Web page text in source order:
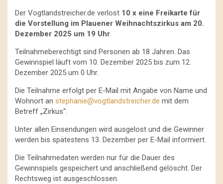
Der Vogtlandstreicher.de verlost 10 x eine Freikarte für
die Vorstellung im Plauener Weihnachtszirkus am 20.
Dezember 2025 um 19 Uhr.
Teilnahmeberechtigt sind Personen ab 18 Jahren. Das
Gewinnspiel läuft vom 10. Dezember 2025 bis zum 12.
Dezember 2025 um 0 Uhr.
Die Teilnahme erfolgt per E-Mail mit Angabe von Name und
Wohnort an stephanie@vogtlandstreicher.de mit dem
Betreff „Zirkus“.
Unter allen Einsendungen wird ausgelost und die Gewinner
werden bis spätestens 13. Dezember per E-Mail informiert.
Die Teilnahmedaten werden nur für die Dauer des
Gewinnspiels gespeichert und anschließend gelöscht. Der
Rechtsweg ist ausgeschlossen.